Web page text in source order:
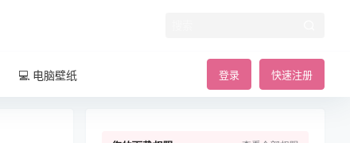
登录 快速注册
💻 电脑壁纸